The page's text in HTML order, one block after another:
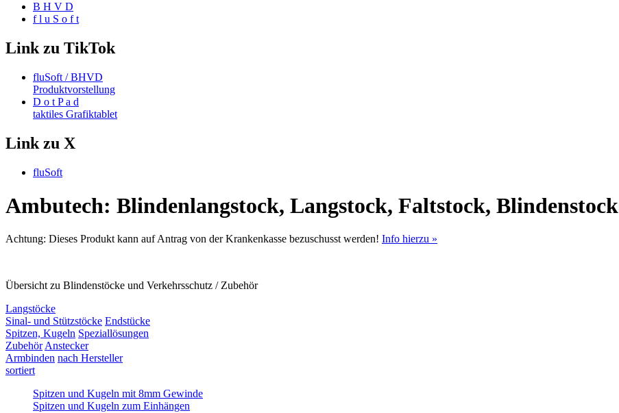
B H V D
f l u S o f t
Link zu TikTok
fluSoft / BHVD
Produktvorstellung
D o t P a d
taktiles Grafiktablet
Link zu X
fluSoft
Ambutech: Blindenlangstock, Langstock, Faltstock, Blindenstock
Achtung: Dieses Produkt kann auf Antrag von der Krankenkasse bezuschusst werden! Info hierzu »
Übersicht zu Blindenstöcke und Verkehrsschutz / Zubehör
Langstöcke
Sinal- und Stützstöcke Endstücke
Spitzen, Kugeln Speziallösungen
Zubehör Anstecker
Armbinden nach Hersteller
sortiert
Spitzen und Kugeln mit 8mm Gewinde
Spitzen und Kugeln zum Einhängen